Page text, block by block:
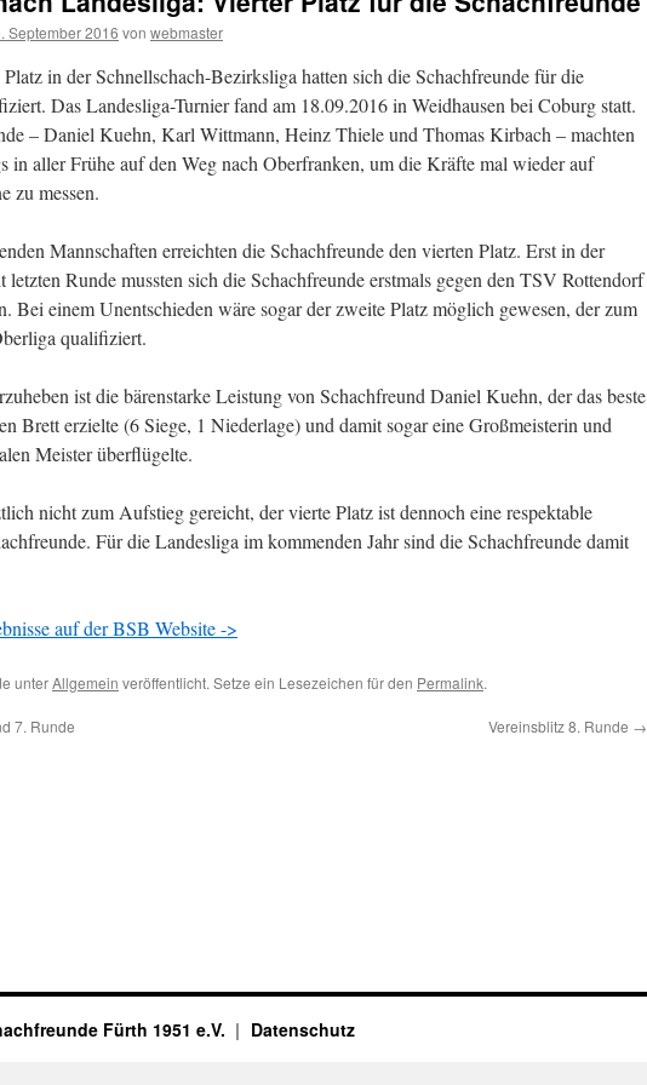
September 2016 von webmaster
in der Schnellschach-Bezirksliga hatten sich die Schachfreunde für die
Das Landesliga-Turnier fand am 18.09.2016 in Weidhausen bei Coburg statt.
– Daniel Kuehn, Karl Wittmann, Heinz Thiele und Thomas Kirbach – machten
in aller Frühe auf den Weg nach Oberfranken, um die Kräfte mal wieder auf
zu messen.
Mannschaften erreichten die Schachfreunde den vierten Platz. Erst in der
letzten Runde mussten sich die Schachfreunde erstmals gegen den TSV Rottendorf
Bei einem Unentschieden wäre sogar der zweite Platz möglich gewesen, der zum
qualifiziert.
ist die bärenstarke Leistung von Schachfreund Daniel Kuehn, der das beste
Brett erzielte (6 Siege, 1 Niederlage) und damit sogar eine Großmeisterin und
Meister überflügelte.
nicht zum Aufstieg gereicht, der vierte Platz ist dennoch eine respektable
Für die Landesliga im kommenden Jahr sind die Schachfreunde damit
auf der BSB Website ->
unterAllgemein veröffentlicht. Setze ein Lesezeichen für den Permalink.
7. Runde Vereinsblitz 8. Runde →
Fürth 1951 e.V. Datenschutz